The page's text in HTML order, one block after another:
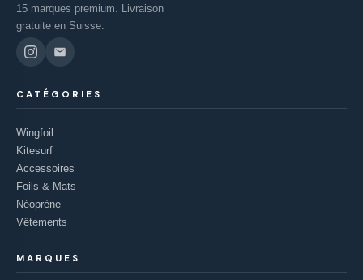
15 marques premium. Livraison
gratuite en Suisse.
CATÉGORIES
Wingfoil
Kitesurf
Accessoires
Foils & Mats
Néoprène
Vêtements
MARQUES